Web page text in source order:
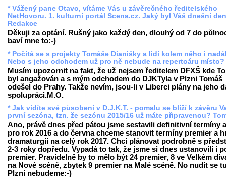
* Vážený pane Otavo, vítáme Vás u závěrečného ředitelského
NetHovoru. 1. kulturní portál Scena.cz. Jaký byl Váš dnešní
Redakce
Děkuji za optání. Rušný jako každý den, dlouhý od 7 do
baví mne to:-)
* Počítá se s projekty Tomáše Dianišky a lidí kolem něho i
Nebo s jeho odchodem už pro ně nebude na repertoáru místo?
Musím upozornit na fakt, že už nejsem ředitelem DFXŠ kde
byl angažován a s mým odchodem do DJKTyla v Plzni Tomáš
odešel do Prahy. Takže nevím, jsou-li v Liberci plány na jeho
spolupráci.M.O.
* Jak vidíte své působení v D.J.K.T. - pomalu se blíží k závěru
první sezóna, tzn. že sezónu 2015/16 už máte připravenou?
Ano, právě dnes před pátou jsme sestavili definitivní termíny
pro rok 2016 a do června chceme stanovit termíny premier a
dramaturgii na celý rok 2017. Chci plánovat podrobně s
2-3 roky dopředu. Vypadá to tak, že jsme si dnes ustanovili i
premier. Pravidelně by to mělo být 24 premier, 8 ve Velkém
na Nové scéně, zbytek 9 premier na Malé scéně. No nudit se
Plzni nebudeme:-)